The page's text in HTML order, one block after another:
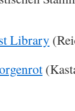
Library